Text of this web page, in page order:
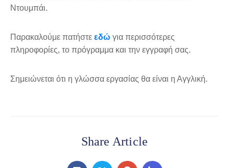
Ντουμπάι.
Παρακαλούμε πατήστε εδώ για περισσότερες
πληροφορίες, το πρόγραμμα και την εγγραφή σας.
Σημειώνεται ότι η γλώσσα εργασίας θα είναι η Αγγλική.
Share Article